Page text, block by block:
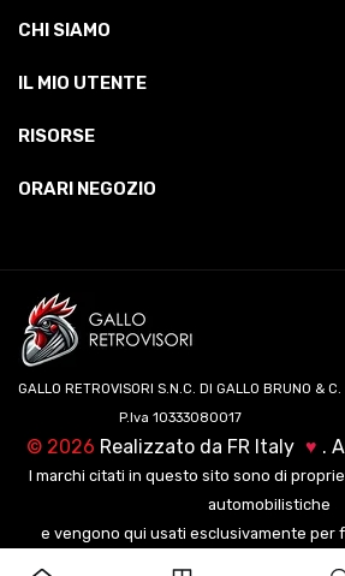
CHI SIAMO
IL MIO UTENTE
RISORSE
ORARI NEGOZIO
GALLO RETROVISORI S.N.C. DI GALLO BRUNO & C.
P.Iva 10333080017
© 2026 Realizzato da FR Italy ♥ .
I marchi citati in questo sito sono di
automobilistiche
e vengono qui usati esclusivamente per